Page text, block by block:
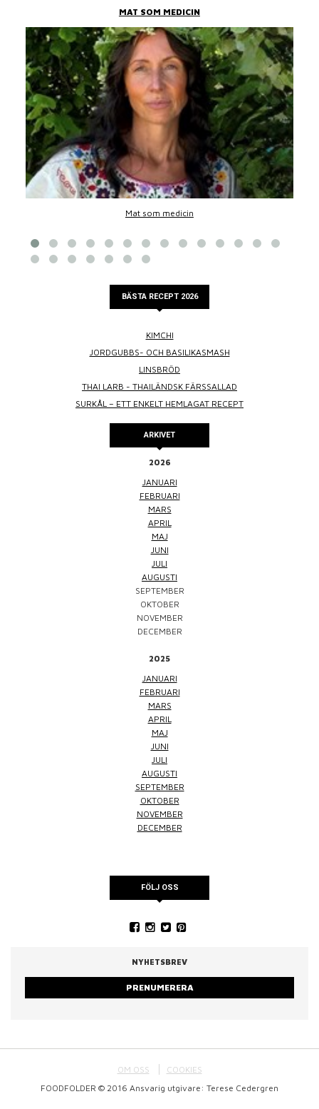
MAT SOM MEDICIN
Mat som medicin
BÄSTA RECEPT 2026
KIMCHI
JORDGUBBS- OCH BASILIKASMASH
LINSBRÖD
THAI LARB - THAILÄNDSK FÄRSSALLAD
SURKÅL – ETT ENKELT HEMLAGAT RECEPT
ARKIVET
2026
JANUARI
FEBRUARI
MARS
APRIL
MAJ
JUNI
JULI
AUGUSTI
SEPTEMBER
OKTOBER
NOVEMBER
DECEMBER
2025
JANUARI
FEBRUARI
MARS
APRIL
MAJ
JUNI
JULI
AUGUSTI
SEPTEMBER
OKTOBER
NOVEMBER
DECEMBER
FÖLJ OSS
NYHETSBREV
PRENUMERERA
OM OSS
COOKIES
FOODFOLDER © 2016 Ansvarig utgivare: Terese Cedergren